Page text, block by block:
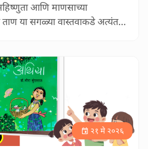
आणि माणसाच्या
या सगळ्या वास्तवाकडे अत्यंत
लिहिलेल्या या परीक्षणात
बोलायचे आहे’, ‘आई बदलते
२१ मे २०२६